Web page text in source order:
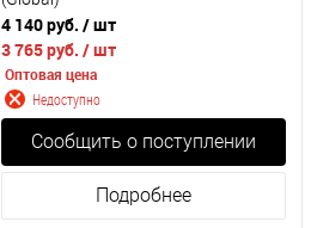
4 140 руб. / шт
3 765 руб. / шт
Оптовая цена
Недоступно
Сообщить о поступлении
Подробнее